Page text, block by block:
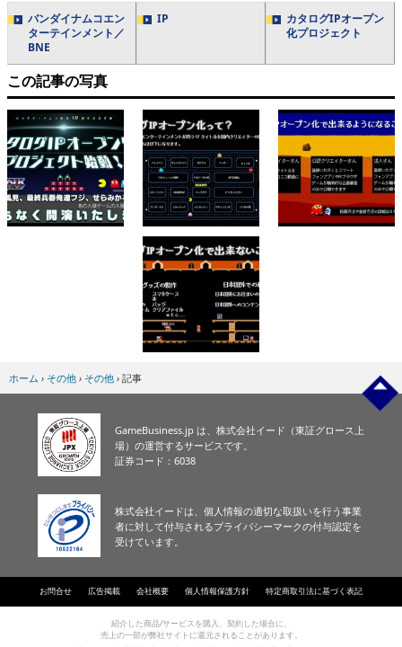
バンダイナムコエン
ターテインメント／
BNE
IP
カタログIPオープン
化プロジェクト
この記事の写真
ホーム › その他 › その他 › 記事
GameBusiness.jp は、株式会社イード（東証グロース上
場）の運営するサービスです。
証券コード：6038
株式会社イードは、個人情報の適切な取扱いを行う事業
者に対して付与されるプライバシーマークの付与認定を
受けています。
お問合せ 広告掲載 会社概要 個人情報保護方針 特定商取引法に基づく表記
紹介した商品/サービスを購入、契約した場合に、
売上の一部が弊社サイトに還元されることがあります。